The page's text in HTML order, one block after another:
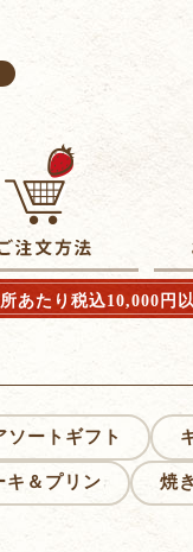
あたり税込10,000円
ソートギフト
キ＆プリン 焼